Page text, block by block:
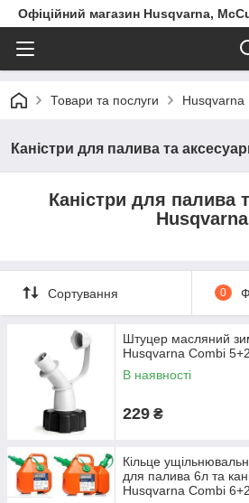
Офіційний магазин Husqvarna,
Товари та послуги Husqvarna
Каністри для палива та
Каністри для палива
Husqvarna
Сортування 0
Штуцер масляний
Husqvarna Combi
В наявності
229 ₴
Кільце
для палива 6л та
Husqvarna Combi